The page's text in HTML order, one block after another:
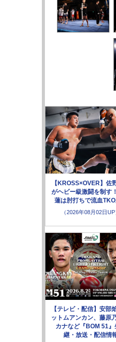
【KROSS×OVER】佐
がヘビー級激闘を制す
蓮は肘打ちで流血
（2026年08月02日UP
【テレビ・配信】安部
ットムアンカン、藤原
カナなど『BOM 51』
継・放送・配信情